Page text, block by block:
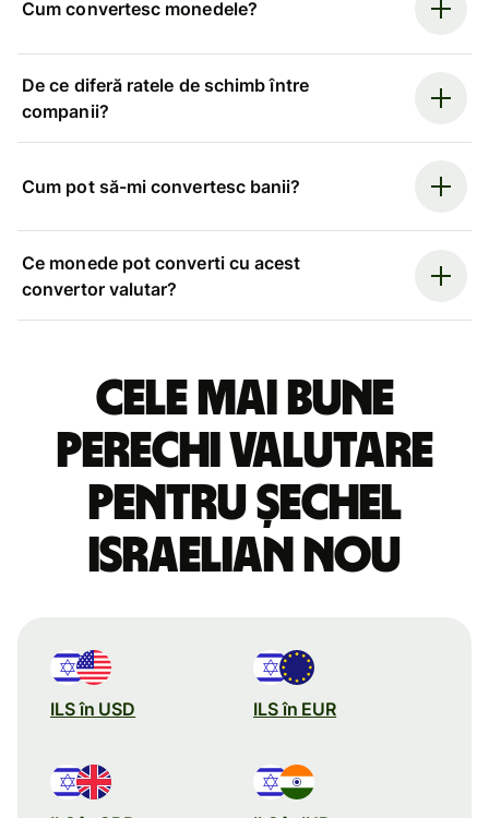
Cum convertesc monedele?
De ce diferă ratele de schimb între
companii?
Cum pot să-mi convertesc banii?
Ce monede pot converti cu acest
convertor valutar?
Cele mai bune
perechi valutare
pentru șechel
israelian nou
ILS în USD ILS în EUR